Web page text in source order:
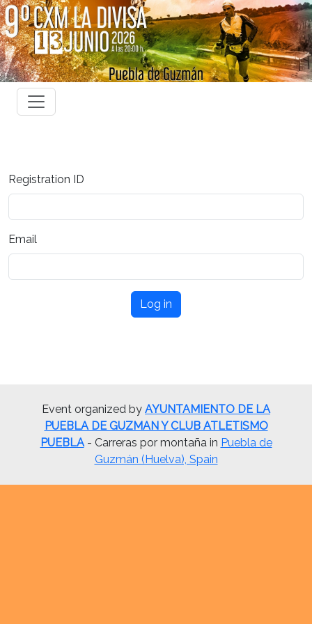
Registration ID
Email
Log in
Event organized by AYUNTAMIENTO DE LA
PUEBLA DE GUZMAN Y CLUB ATLETISMO
PUEBLA- Carreras por montaña in Puebla de
Guzmán (Huelva), Spain